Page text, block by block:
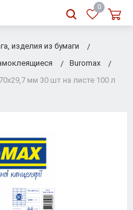
RU
0
изделия из бумаги
Buromax
мм 30 шт на листе 100 л